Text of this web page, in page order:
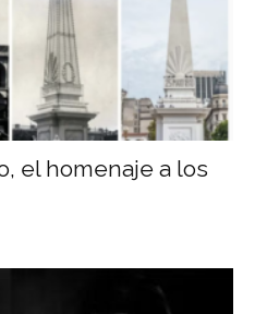
el homenaje a los